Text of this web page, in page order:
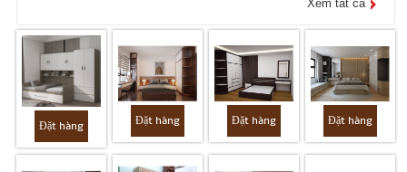
Xem tất cả
Đặt hàng Đặt hàng Đặt hàng Đặt hàng